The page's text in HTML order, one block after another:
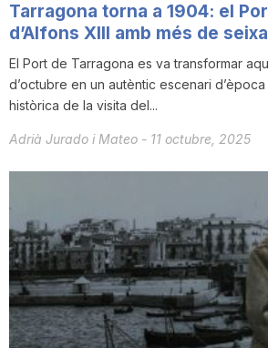
Tarragona torna a 1904: el
d’Alfons XIII amb més de
El Port de Tarragona es va transformar
d’octubre en un autèntic escenari
històrica de la visita del...
Adrià Jurado i Mateo - 11 octubre, 2025